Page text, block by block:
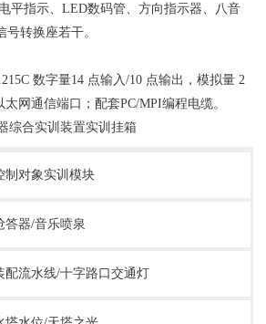
平指示、LED数码管、方向指示器、八音
转换座若干。
数字量14 点输入/10 点输出，模拟量 2
网通信端口；配套PC/MPI编程电缆。
综合实训装置实训挂箱
制对象实训模块
答器/音乐喷泉
配流水线/十字路口交通灯